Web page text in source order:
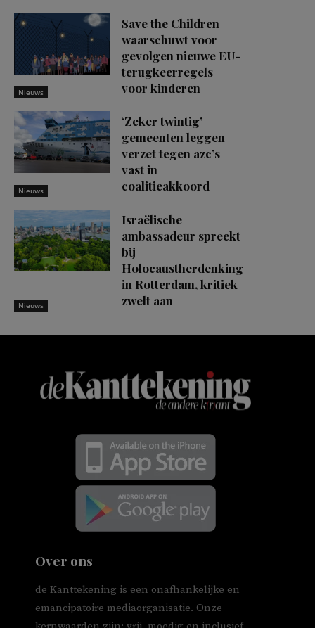
Nieuws
Save the Children
waarschuwt voor
gevolgen nieuwe EU-
terugkeerregels
voor kinderen
Nieuws
‘Zeker twintig’
gemeenten leggen
verzet tegen azc’s
vast in
coalitieakkoord
Nieuws
Israëlische
ambassadeur spreekt
bij
Holocaustherdenking
in Rotterdam, kritiek
zwelt aan
Over ons
de Kanttekening is een onafhankelijke en
emancipatoire mediaorganisatie. Onze